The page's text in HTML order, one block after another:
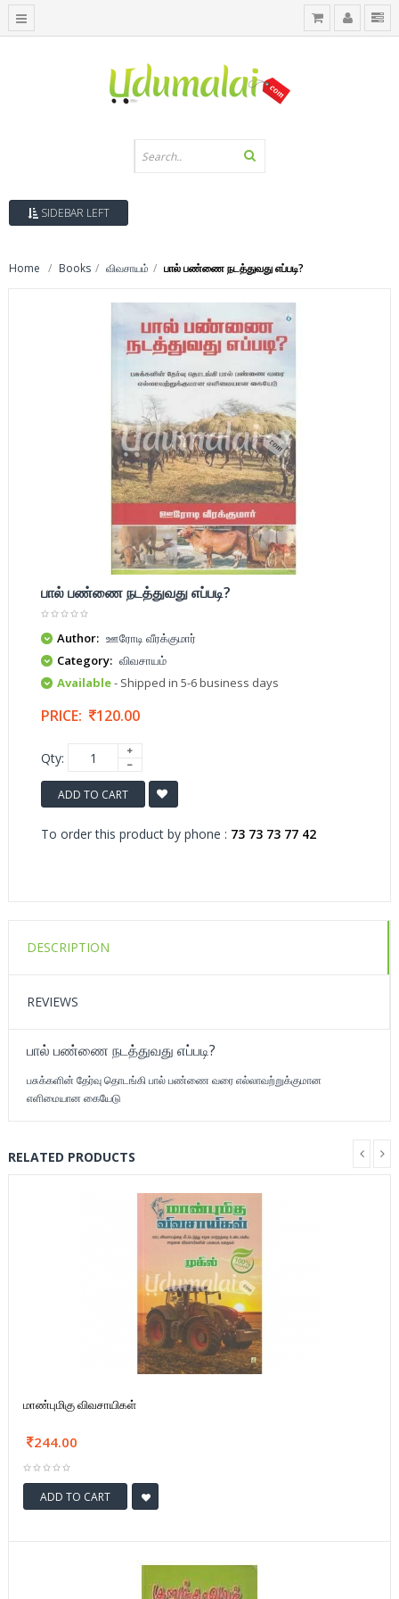
SIDEBAR LEFT
Home Books விவசாயம் பால் பண்ணை நடத்துவது எப்படி?
பால் பண்ணை நடத்துவது எப்படி?
Author: ஊரோடி வீரக்குமார்
Category: விவசாயம்
Available- Shipped in 5-6 business days
PRICE: 120.00
Qty:
ADD TO CART
To order this product by phone : 73 73 73 77 42
DESCRIPTION
REVIEWS
பால் பண்ணை நடத்துவது எப்படி?
பசுக்களின் தேர்வு தொடங்கி பால் பண்ணை வரை எல்லாவற்றுக்குமான
எளிமையான கையேடு
RELATED PRODUCTS
மாண்புமிகு விவசாயிகள்
244.00
ADD TO CART